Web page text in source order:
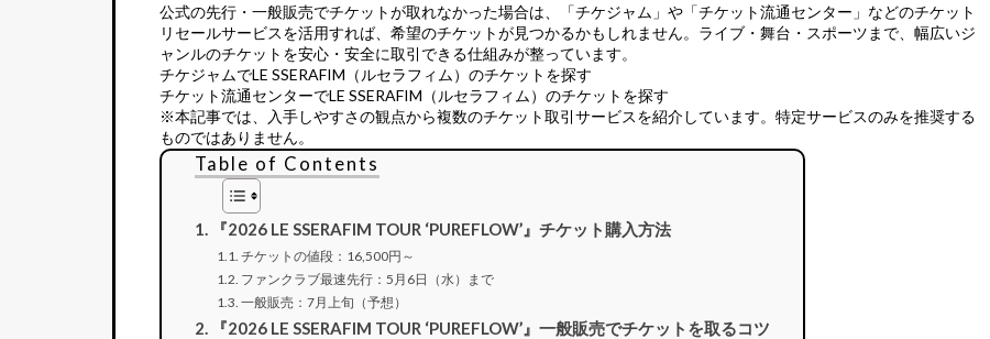
公式の先行・一般販売でチケットが取れなかった場合は、
「チケジャム」や「チケット流通センター」などのチケット
リセールサービスを活用すれば、希望のチケットが見つかるかもしれません。ライブ・舞台・スポーツまで、幅広いジ
ャンルのチケットを安心・安全に取引できる仕組みが整っています。
チケジャムでLE SSERAFIM（ルセラフィム）のチケットを探す
チケット流通センターでLE SSERAFIM（ルセラフィム）のチケットを探す
※本記事では、入手しやすさの観点から複数のチケット取引サービスを紹介しています。特定サービスのみを推奨する
ものではありません。
Table of Contents
『2026 LE SSERAFIM TOUR ‘PUREFLOW’』チケット購入方法
チケットの値段：16,500円～
ファンクラブ最速先行：5月6日（水）まで
一般販売：7月上旬（予想）
『2026 LE SSERAFIM TOUR ‘PUREFLOW’』一般販売でチケットを取るコツ